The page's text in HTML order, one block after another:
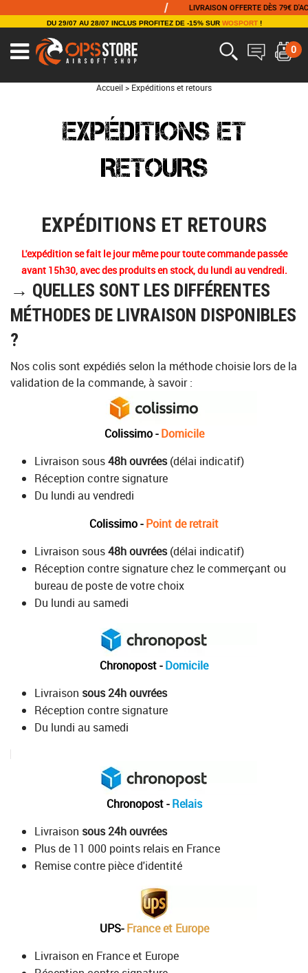
LIVRAISON OFFERTE DÈS 79€ D'ACHAT
DU 29/07 AU 28/07 INCLUS PROFITEZ DE -15% SUR WOSPORT!
0
Accueil > Expéditions et retours
EXPÉDITIONS ET
RETOURS
EXPÉDITIONS ET RETOURS
L'expédition se fait le jour même pour toute commande passée
avant 15h30, avec des produits en stock, du lundi au vendredi.
→ QUELLES SONT LES DIFFÉRENTES
MÉTHODES DE LIVRAISON DISPONIBLES
?
Nos colis sont expédiés selon la méthode choisie lors de la
validation de la commande, à savoir :
Colissimo -Domicile
Livraison sous48h ouvrées(délai indicatif)
Réception contre signature
Du lundi au vendredi
Colissimo -Point de retrait
Livraison sous48h ouvrées(délai indicatif)
Réception contre signature chez le commerçant ou
bureau de poste de votre choix
Du lundi au samedi
Chronopost - Domicile
Livraison sous 24h ouvrées
Réception contre signature
Du lundi au samedi
Chronopost - Relais
Livraison sous 24h ouvrées
Plus de 11 000 points relais en France
Remise contre pièce d'identité
UPS- France et Europe
Livraison en France et Europe